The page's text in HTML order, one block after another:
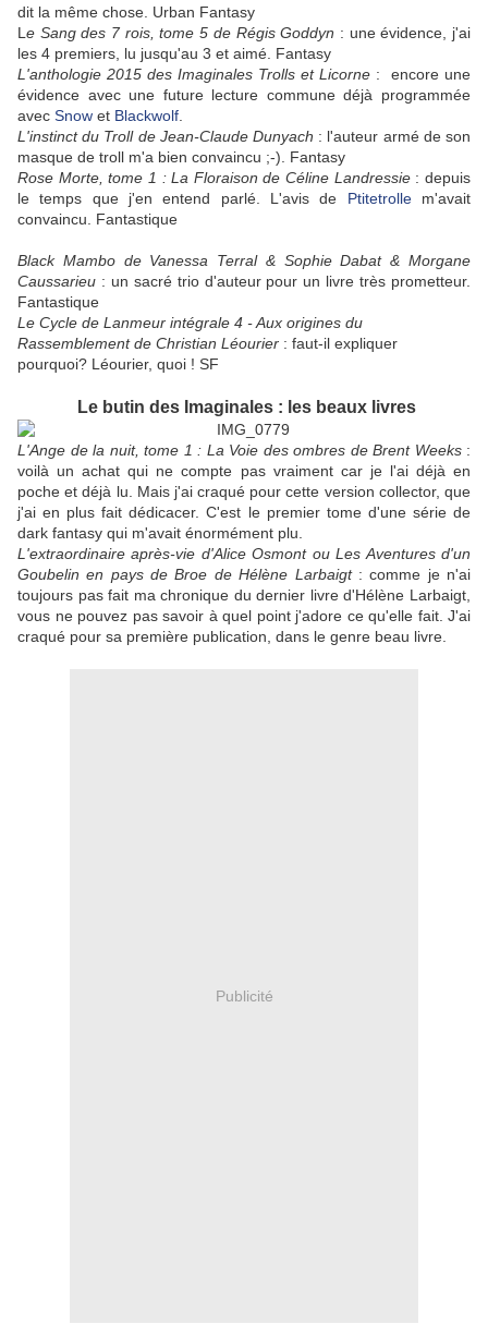
dit la même chose. Urban Fantasy
L e Sang des 7 rois, tome 5 de Régis Goddyn : une évidence, j'ai
les 4 premiers, lu jusqu'au 3 et aimé. Fantasy
L'anthologie 2015 des Imaginales Trolls et Licorne : encore une
évidence avec une future lecture commune déjà programmée
avec Snow et Blackwolf
L'instinct du Troll de Jean-Claude Dunyach : l'auteur armé de son
masque de troll m'a bien convaincu ;-). Fantasy
Rose Morte, tome 1 : La Floraison de Céline Landressie: depuis
le temps que j'en entend parlé. L'avis de Ptitetrolle m'avait
convaincu. Fantastique
Black Mambo de Vanessa Terral & Sophie Dabat & Morgane
Caussarieu : un sacré trio d'auteur pour un livre très prometteur.
Fantastique
Le Cycle de Lanmeur intégrale 4 - Aux origines du
Rassemblement de Christian Léourier : faut-il expliquer
pourquoi? Léourier, quoi ! SF
Le butin des Imaginales : les beaux livres
L'Ange de la nuit, tome 1 : La Voie des ombres de Brent Weeks:
voilà un achat qui ne compte pas vraiment car je l'ai déjà en
poche et déjà lu. Mais j'ai craqué pour cette version collector, que
j'ai en plus fait dédicacer. C'est le premier tome d'une série de
dark fantasy qui m'avait énormément plu.
L'extraordinaire après-vie d'Alice Osmont ou Les Aventures d'un
Goubelin en pays de Broe de Hélène Larbaigt: comme je n'ai
toujours pas fait ma chronique du dernier livre d'Hélène Larbaigt,
vous ne pouvez pas savoir à quel point j'adore ce qu'elle fait. J'ai
craqué pour sa première publication, dans le genre beau livre.
Publicité